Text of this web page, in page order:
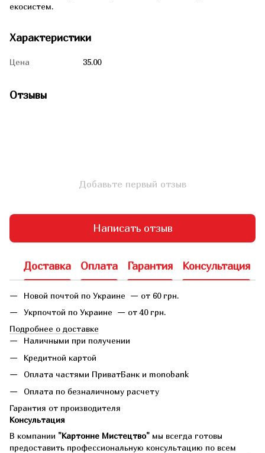
екосистем.
Характеристики
Цена 35.00
Отзывы
Добавьте первый отзыв
Написать отзыв
Доставка Оплата Гарантия Консультация
Новой почтой по Украине — от 60 грн.
Укрпочтой по Украине — от 40 грн.
Подробнее о доставке
Наличными при получении
Кредитной картой
Оплата частями ПриватБанк и monobank
Оплата по безналичному расчету
Гарантия от производителя
Консультация
В компании "Картонне Мистецтво" мы всегда готовы
предоставить профессиональную консультацию по всем